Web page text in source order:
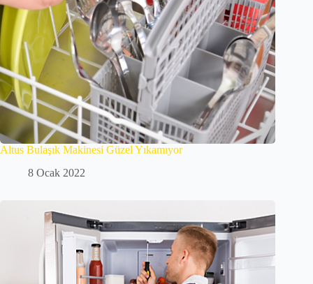
Altus Bulaşık Makinesi Güzel Yıkamıyor
8 Ocak 2022